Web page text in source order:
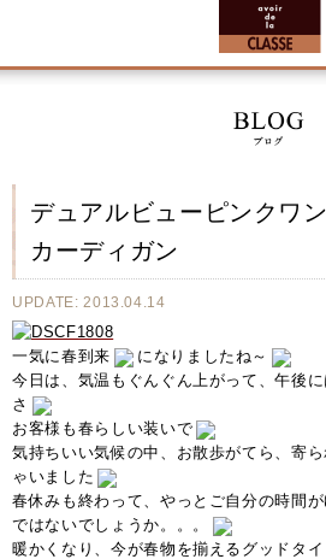
デュアルビューピンクワ
カーディガン
UPDATE: 2013.04.14
一気に春到来
になりましたね～
今日は、気温もぐんぐん上がって、午後
さ
お客様も春らしい装いで
気持ちいい気候の中、お散歩がてら、寄
ゃいました
春休みも終わって、やっとご自分の時間
ではないでしょうか。。。
暖かくなり、今が春物を揃えるグッドタ